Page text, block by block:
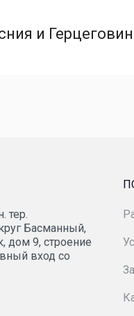
и
тер.
Басманный,
дом 9, строение
вход со
Росимущество
Минэнерго России
Минприроды